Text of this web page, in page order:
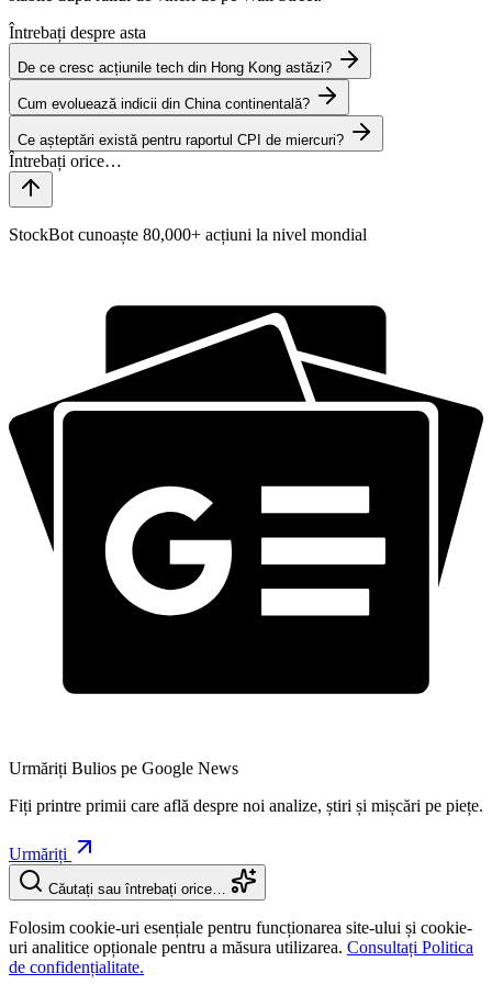
Întrebați despre asta
De ce cresc acțiunile tech din Hong Kong astăzi?
Cum evoluează indicii din China continentală?
Ce așteptări există pentru raportul CPI de miercuri?
StockBot cunoaște 80,000+ acțiuni la nivel mondial
Urmăriți Bulios pe Google News
Fiți printre primii care află despre noi analize, știri și mișcări pe piețe.
Urmăriți
Căutați sau întrebați orice…
Folosim cookie-uri esențiale pentru funcționarea site-ului și cookie-
uri analitice opționale pentru a măsura utilizarea. Consultați Politica
de confidențialitate.